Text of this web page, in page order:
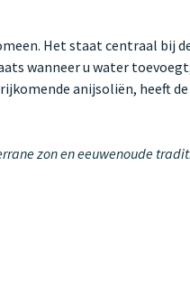
Het staat centraal bij
wanneer u water
anijsoliën, heeft
zon en eeuwenoude